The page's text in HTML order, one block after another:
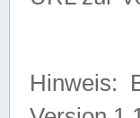
Hinweis: